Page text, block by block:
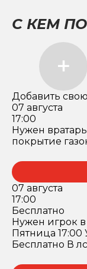
С КЕМ
Добавить
07 августа
17:00
Нужен
покрытие
07 августа
17:00
Бесплатно
Нужен игрок в
Пятница
Бесплатно В лс